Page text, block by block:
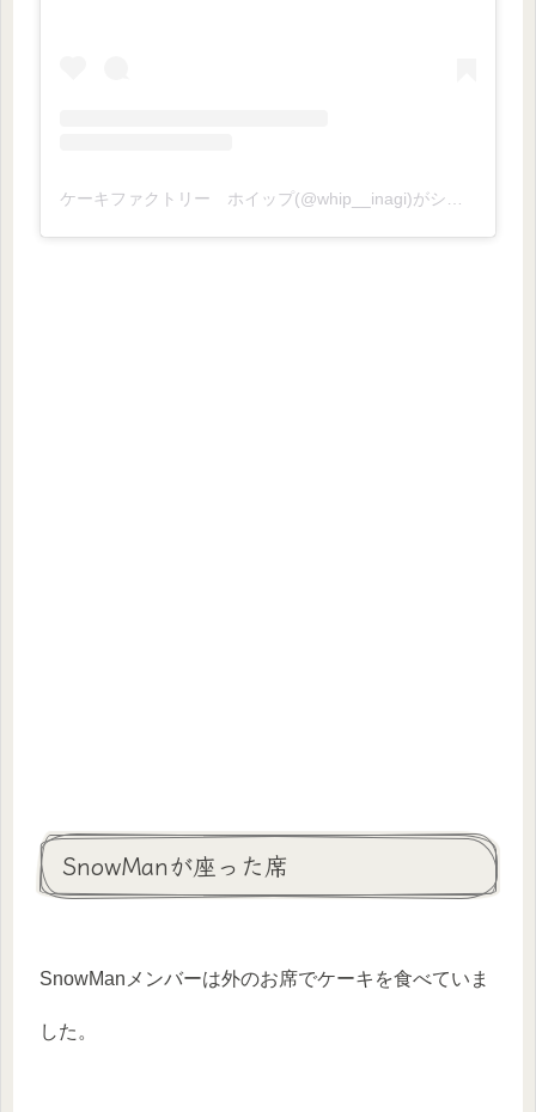
SnowManが座った席
SnowManメンバーは外のお席でケーキを食べていま
した。